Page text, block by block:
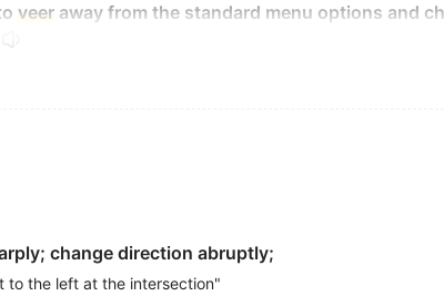
veer away from the standard menu options and
准菜单选项，选择主厨的特色佳肴，其中包含精致的皇后海扇贝
path began to
winds are likely toveertoward the south as their
强度增加，可能会转向南方。
change direction abruptly;
to the left at the intersection"